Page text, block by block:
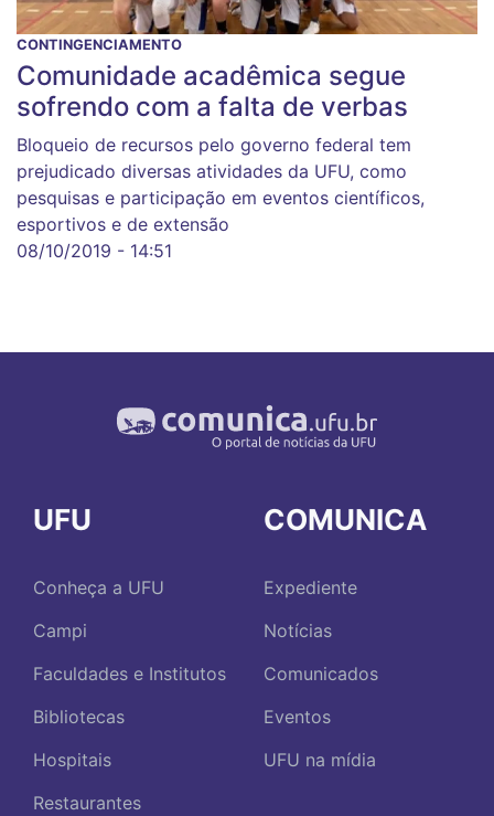
CONTINGENCIAMENTO
Comunidade acadêmica segue
sofrendo com a falta de verbas
Bloqueio de recursos pelo governo federal tem
prejudicado diversas atividades da UFU, como
pesquisas e participação em eventos científicos,
esportivos e de extensão
08/10/2019 - 14:51
UFU
Conheça a UFU
Campi
Faculdades e Institutos
Bibliotecas
Hospitais
Restaurantes
COMUNICA
Expediente
Notícias
Comunicados
Eventos
UFU na mídia